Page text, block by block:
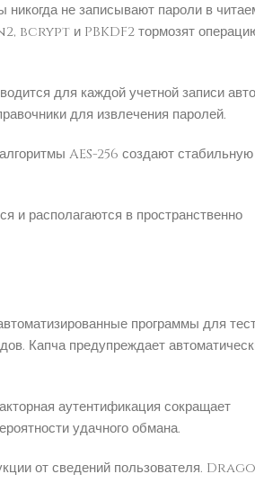
никогда не записывают пароли в
bcrypt и PBKDF2 тормозят
для каждой учетной записи
для извлечения паролей.
AES-256 создают
и располагаются в пространственно
программы для
Капча предупреждает
аутентификация сокращает
удачного обмана.
от сведений пользователя.